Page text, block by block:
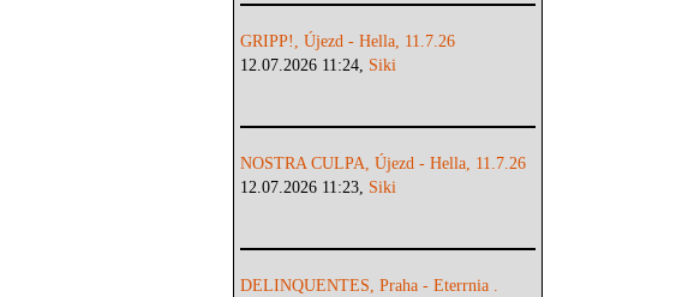
GRIPP!, Újezd - Hella, 11.7.26
12.07.2026 11:24, Siki
NOSTRA CULPA, Újezd - Hella, 11.7.26
12.07.2026 11:23, Siki
DELINQUENTES, Praha - Eterrnia .